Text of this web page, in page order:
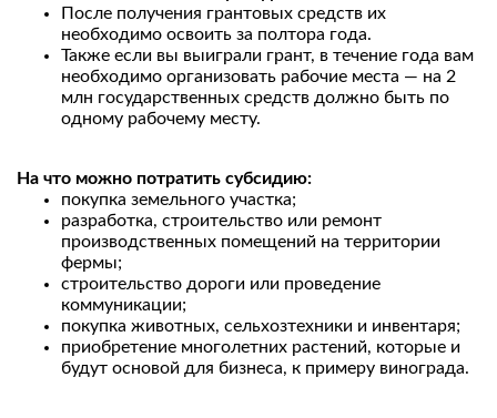
После получения грантовых средств их
необходимо освоить за полтора года.
Также если вы выиграли грант, в течение года вам
необходимо организовать рабочие места — на 2
млн государственных средств должно быть по
одному рабочему месту.
На что можно потратить субсидию:
покупка земельного участка;
разработка, строительство или ремонт
производственных помещений на территории
фермы;
строительство дороги или проведение
коммуникации;
покупка животных, сельхозтехники и инвентаря;
приобретение многолетних растений, которые и
будут основой для бизнеса, к примеру винограда.